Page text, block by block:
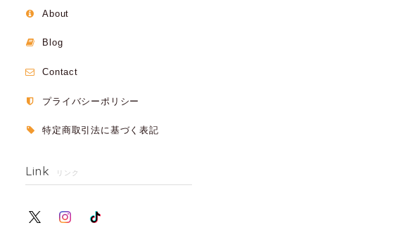
About
Blog
Contact
プライバシーポリシー
特定商取引法に基づく表記
Link リンク